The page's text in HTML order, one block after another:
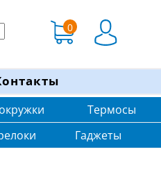
0
Термосы
Гаджеты